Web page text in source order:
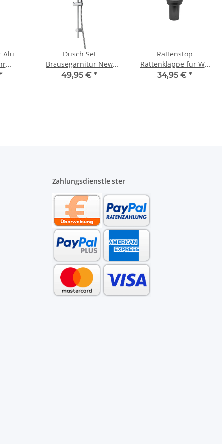
Alu
bis
Dusch Set
Brausegarnitur New
Cento verchromt mit
49,95 € *
Rattenstop
Rattenklappe für WC
Anschlussgarnitur DN
34,95 € *
Zahlungsdienstleister